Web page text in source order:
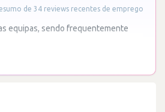
de 34 reviews recentes de emprego
equipas, sendo frequentemente